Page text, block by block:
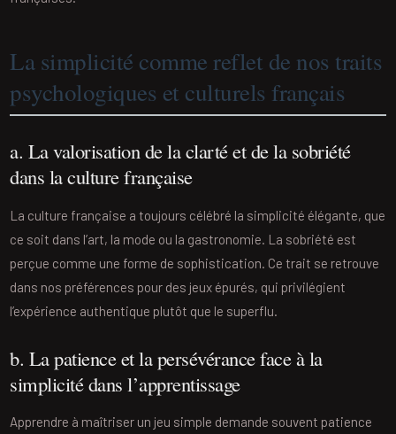
La simplicité comme reflet de nos traits
psychologiques et culturels français
a. La valorisation de la clarté et de la sobriété
dans la culture française
La culture française a toujours célébré la simplicité élégante, que
ce soit dans l’art, la mode ou la gastronomie. La sobriété est
perçue comme une forme de sophistication. Ce trait se retrouve
dans nos préférences pour des jeux épurés, qui privilégient
l’expérience authentique plutôt que le superflu.
b. La patience et la persévérance face à la
simplicité dans l’apprentissage
Apprendre à maîtriser un jeu simple demande souvent patience